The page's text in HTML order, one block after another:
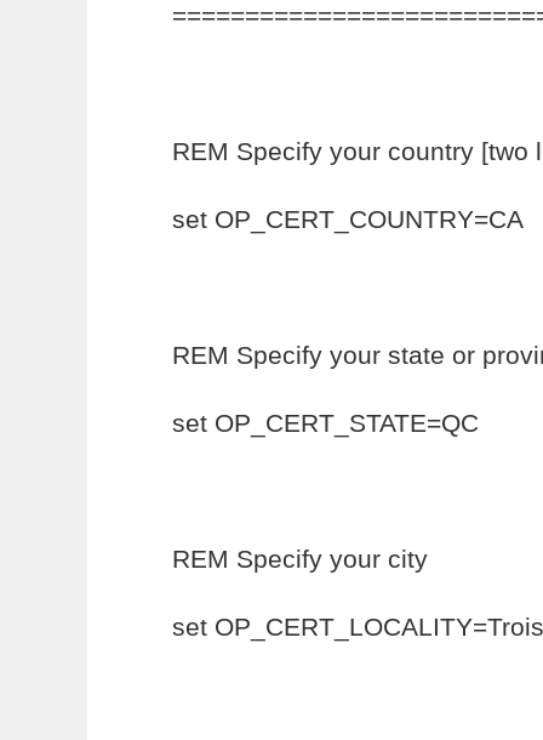
REM Specify your country [two
set OP_CERT_COUNTRY=CA
REM Specify your state or
set OP_CERT_STATE=QC
REM Specify your city
set